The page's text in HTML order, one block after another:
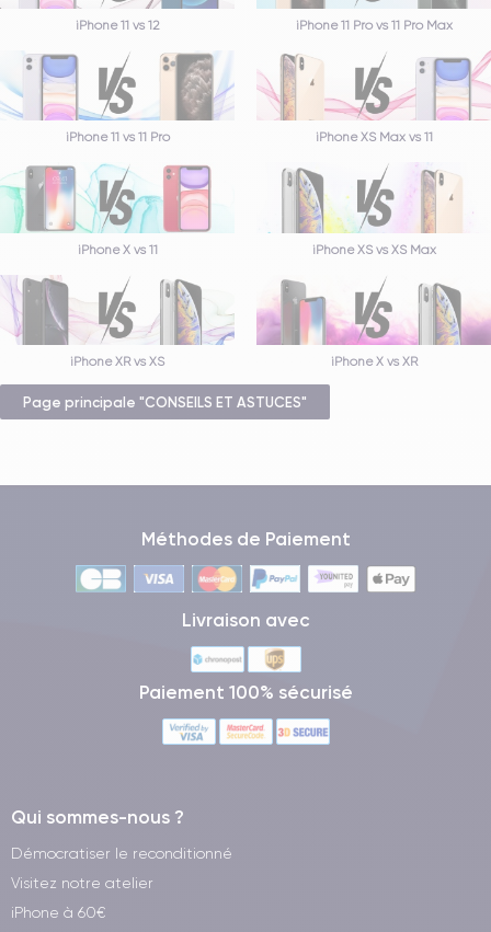
iPhone 11 vs 12 iPhone 11 Pro vs 11 Pro Max
iPhone 11 vs 11 Pro iPhone XS Max vs 11
iPhone X vs 11 iPhone XS vs XS Max
iPhone XR vs XS iPhone X vs XR
Page principale "CONSEILS ET ASTUCES"
Méthodes de Paiement
Livraison avec
Paiement 100% sécurisé
Qui sommes-nous ?
Démocratiser le reconditionné
Visitez notre atelier
iPhone à 60€